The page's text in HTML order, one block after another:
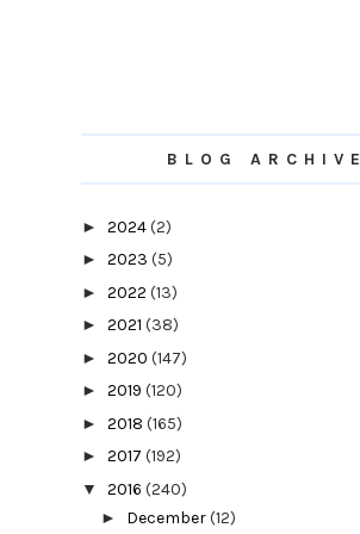
BLOG ARCHIVE
► 2024(2)
► 2023 (5)
► 2022 (13)
► 2021 (38)
► 2020 (147)
► 2019 (120)
► 2018 (165)
► 2017 (192)
▼ 2016 (240)
► December(12)